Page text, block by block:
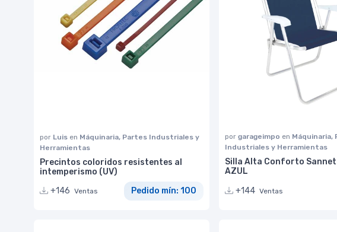
por Luis en Máquinaria, Partes Industriales y
Herramientas
Precintos coloridos resistentes al
intemperismo (UV)
+146 Ventas Pedido mín: 100
por garageimpo en Máquinaria,
Industriales y Herramientas
Silla Alta Conforto
AZUL
+144 Ventas